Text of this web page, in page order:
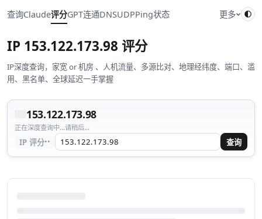
查询Claude评分GPT连通DNSUDPPing状态 更多
IP 153.122.173.98 评分
IP深度查询，家宽 or 机房 、人机流量、多源比对、地理经纬度、端口、滥
用、黑名单、全球延迟一手掌握
153.122.173.98
正在深度查询中...请稍后...
IP 评分·· 查询